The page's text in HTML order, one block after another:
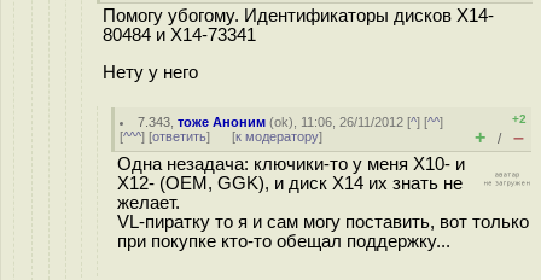
Помогу убогому. Идентификаторы дисков X14-
80484 и X14-73341
Нету у него
7.343 ,тоже Аноним (ok), 11:06, 26/11/2012 [^] [^^]
[^^^] [ответить] [к модератору]
+2
+ / –
Одна незадача: ключики-то у меня X10- и
X12- (OEM, GGK), и диск X14 их знать не
желает.
VL-пиратку то я и сам могу поставить, вот только
при покупке кто-то обещал поддержку...